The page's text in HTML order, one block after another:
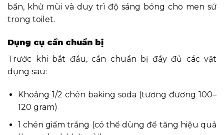
bẩn, khử mùi và duy trì độ sáng bóng cho men sứ
trong toilet.
Dụng cụ cần chuẩn bị
Trước khi bắt đầu, cần chuẩn bị đầy đủ các vật
dụng sau:
Khoảng 1/2 chén baking soda (tương đương 100–
120 gram)
1 chén giấm trắng (có thể dùng để tăng hiệu quả